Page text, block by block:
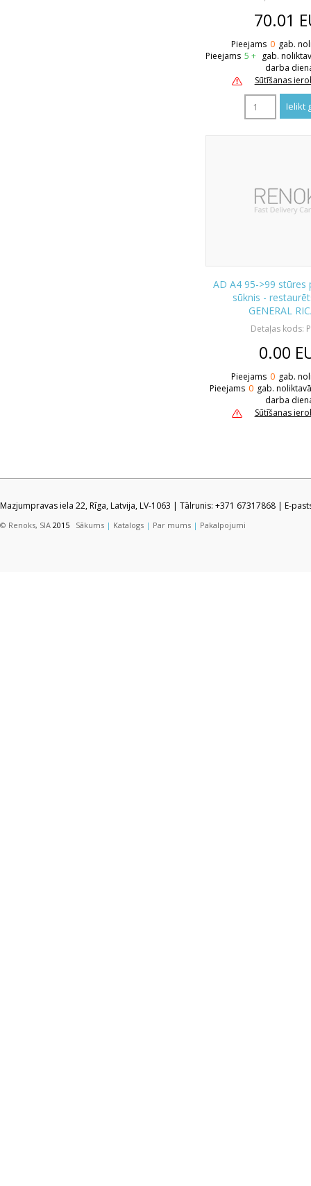
70.01
Pieejams 0 gab.
Pieejams 5 + gab.
darba
Sūtīšanas
AD A4 95->99 stūres
sūknis -
GENERAL
Detaļas kods:
0.00
Pieejams 0 gab.
Pieejams 0 gab.
darba
Sūtīšanas
Mazjumpravas iela 22, Rīga, Latvija, LV-1063 | Tālrunis: +371 67317868 | E-
© Renoks, SIA 2015 Sākums | Katalogs | Par mums | Pakalpojumi